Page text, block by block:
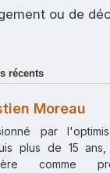
ou de
récents
Moreau
par
plus de 15
comme